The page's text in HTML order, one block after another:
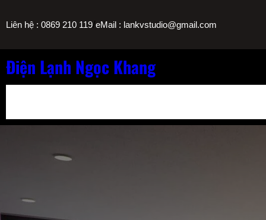
đến
nội
dung
Liên hệ : 0869 210 119/eMail : lankvstudio@gmail.com
Điện Lạnh Ngọc Khang